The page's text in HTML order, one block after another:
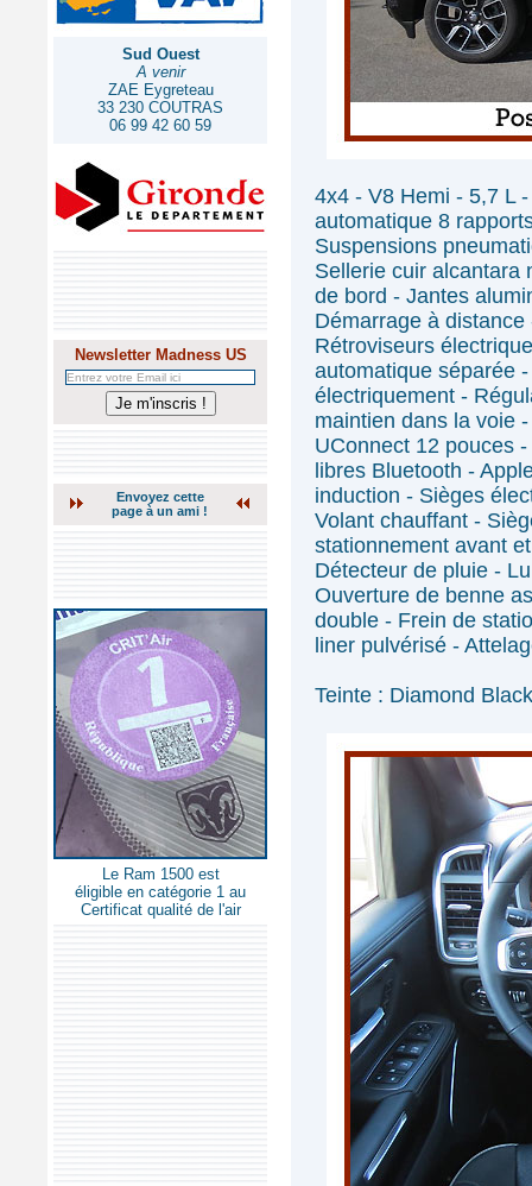
Sud Ouest
A venir
ZAE Eygreteau
33 230 COUTRAS
06 99 42 60 59
Newsletter Madness US
Envoyez cette
page à un ami !
Le Ram 1500 est
éligible en catégorie 1 au
Certificat qualité de l'air
4x4 - V8 Hemi - 5,7 L
automatique 8
Suspensions
Sellerie cuir alcantara
de bord - Jantes
Démarrage à
Rétroviseurs
automatique séparée
électriquement -
maintien dans la voie
UConnect 12 pouces
libres Bluetooth -
induction - Sièges
Volant chauffant -
stationnement avant
Détecteur de pluie -
Ouverture de benne
double - Frein de
liner pulvérisé -
Teinte : Diamond